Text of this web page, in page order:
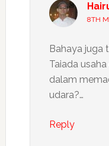
8TH
Bahaya juga
Taiada
dalam
udara?…
Reply